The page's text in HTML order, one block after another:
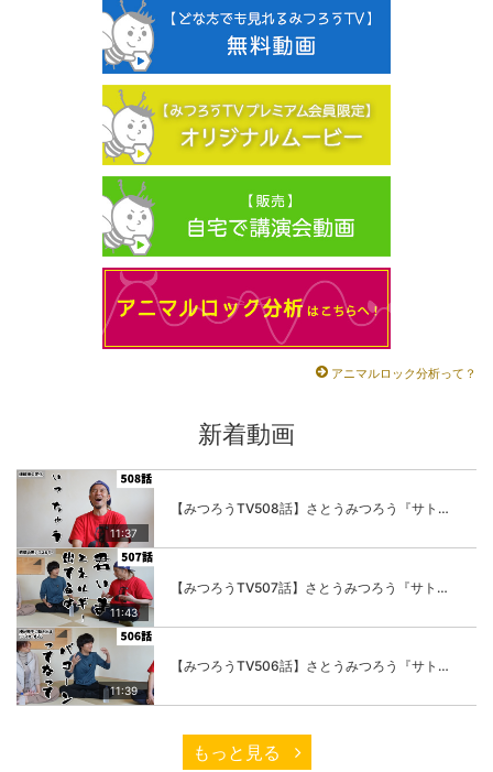
アニマルロック分析って？
新着動画
11:37
【みつろうTV508話】さとうみつろう『サトレル男塾』編④「“毎日”が変わります。楽しく」
11:43
【みつろうTV507話】さとうみつろう『サトレル男塾』編③「快楽は“自分のカラダの内側”にしかない」
11:39
【みつろうTV506話】さとうみつろう『サトレル男塾』編②「不思議な棒をお尻に…」
もっと見る